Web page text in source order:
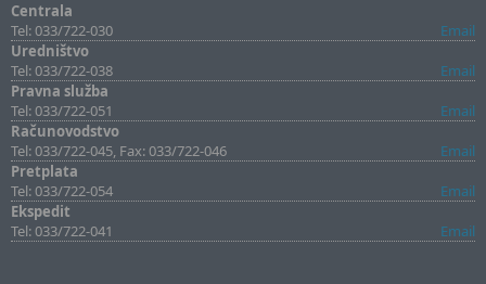
Centrala
Tel: 033/722-030
Email
Uredništvo
Tel: 033/722-038
Email
Pravna služba
Tel: 033/722-051
Email
Računovodstvo
Tel: 033/722-045, Fax: 033/722-046
Email
Pretplata
Tel: 033/722-054
Email
Ekspedit
Tel: 033/722-041
Email